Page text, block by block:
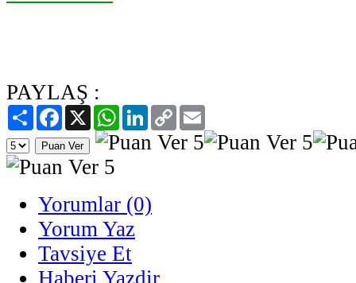
PAYLAŞ :
PaylaşFacebook
X WhatsAppLinkedIn
Copy
Link
Yorumlar (0)
Yorum Yaz
Tavsiye Et
Haberi Yazdir